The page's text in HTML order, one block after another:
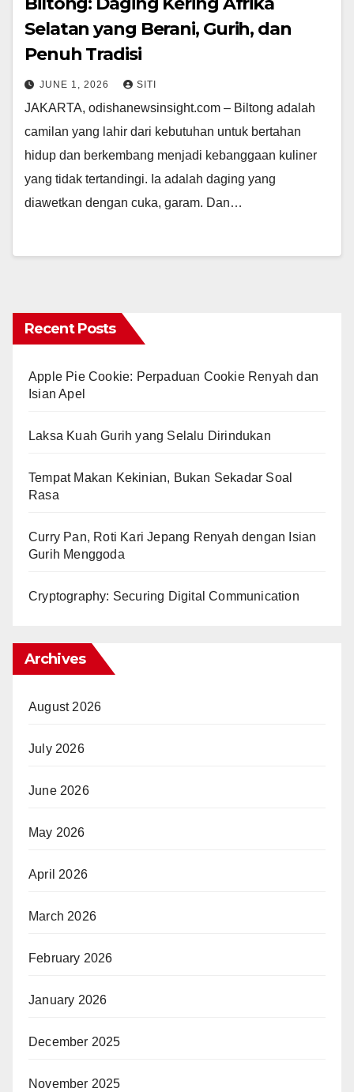
Selatan yang Berani, Gurih, dan
Penuh Tradisi
JUNE 1, 2026 SITI
JAKARTA, odishanewsinsight.com – Biltong adalah
camilan yang lahir dari kebutuhan untuk bertahan
hidup dan berkembang menjadi kebanggaan kuliner
yang tidak tertandingi. Ia adalah daging yang
diawetkan dengan cuka, garam. Dan…
Recent Posts
Apple Pie Cookie: Perpaduan Cookie Renyah dan
Isian Apel
Laksa Kuah Gurih yang Selalu Dirindukan
Tempat Makan Kekinian, Bukan Sekadar Soal
Rasa
Curry Pan, Roti Kari Jepang Renyah dengan Isian
Gurih Menggoda
Cryptography: Securing Digital Communication
Archives
August 2026
July 2026
June 2026
May 2026
April 2026
March 2026
February 2026
January 2026
December 2025
November 2025